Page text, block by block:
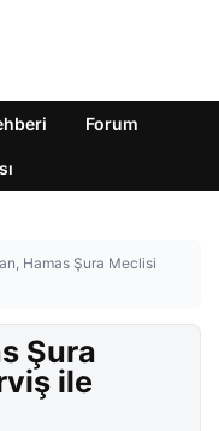
Forum
Hamas Şura Meclisi
Şura
ile